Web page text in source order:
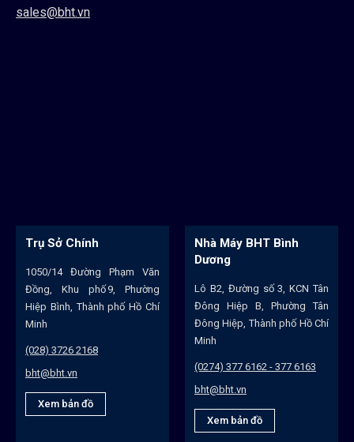
sales@bht.vn
Trụ Sở Chính
1050/14 Đường Phạm Văn
Đồng, Khu phố 9, Phường
Hiệp Bình, Thành phố Hồ Chí
Minh
(028) 3726 2168
bht@bht.vn
Xem bản đồ
Nhà Máy BHT Bình
Dương
Lô B2, Đường số 3, KCN Tân
Đông Hiệp B, Phường Tân
Đông Hiệp, Thành phố Hồ Chí
Minh
(0274) 377 6162 - 377 6163
bht@bht.vn
Xem bản đồ